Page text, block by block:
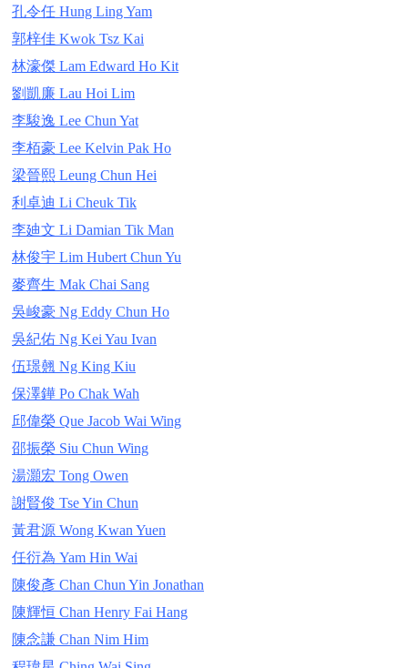
孔令任 Hung Ling Yam
郭梓佳 Kwok Tsz Kai
林濠傑 Lam Edward Ho Kit
劉凱廉 Lau Hoi Lim
李駿逸 Lee Chun Yat
李栢豪 Lee Kelvin Pak Ho
梁晉熙 Leung Chun Hei
利卓迪 Li Cheuk Tik
李廸文 Li Damian Tik Man
林俊宇 Lim Hubert Chun Yu
麥齊生 Mak Chai Sang
吳峻豪 Ng Eddy Chun Ho
吳紀佑 Ng Kei Yau Ivan
伍璟翹 Ng King Kiu
保澤鏵 Po Chak Wah
邱偉榮 Que Jacob Wai Wing
邵振榮 Siu Chun Wing
湯灝宏 Tong Owen
謝賢俊 Tse Yin Chun
黃君源 Wong Kwan Yuen
任衍為 Yam Hin Wai
陳俊彥 Chan Chun Yin Jonathan
陳輝恒 Chan Henry Fai Hang
陳念謙 Chan Nim Him